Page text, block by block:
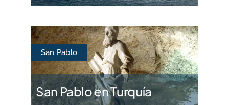
San Pablo
San Pablo en Turquía